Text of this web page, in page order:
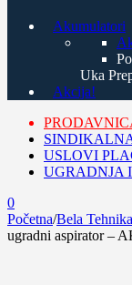
Akumulatori
Uka
Akcija!
USLOVI
UGRADNJA
0
Početna/Bela Tehnika
ugradni aspirator –